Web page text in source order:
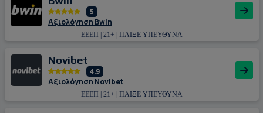
5
Αξιολόγηση Bwin
ΕΕΕΠ | 21+ | ΠΑΙΞΕ ΥΠΕΥΘΥΝΑ
Novibet
4.9
Αξιολόγηση Novibet
ΕΕΕΠ | 21+ | ΠΑΙΞΕ ΥΠΕΥΘΥΝΑ